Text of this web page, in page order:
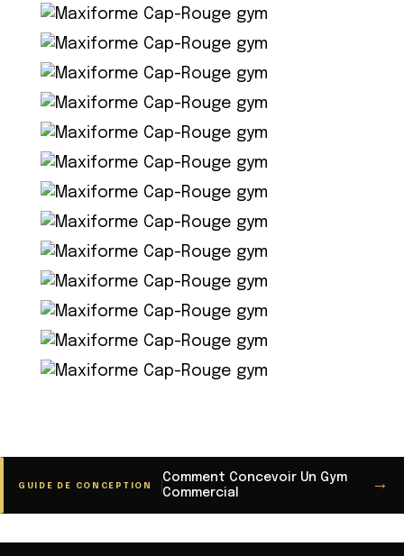
GUIDE DE CONCEPTION
Comment Concevoir Un Gym
Commercial
→